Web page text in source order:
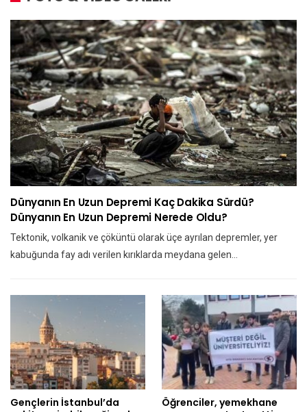
Dünyanın En Uzun Depremi Kaç Dakika Sürdü?
Dünyanın En Uzun Depremi Nerede Oldu?
Tektonik, volkanik ve çöküntü olarak üçe ayrılan depremler, yer
kabuğunda fay adı verilen kırıklarda meydana gelen…
Gençlerin İstanbul’da
Öğrenciler, yemekhane